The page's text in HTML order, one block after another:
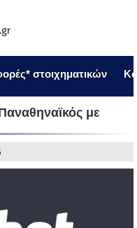
στοιχηματικών
με